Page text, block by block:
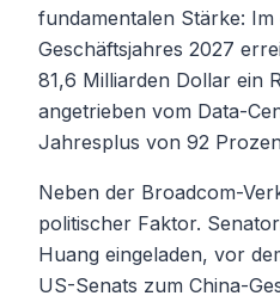
fundamentalen Stärke:
Geschäftsjahres 2027
81,6 Milliarden Dollar ein
angetrieben vom Data-
Jahresplus von 92
Neben der Broadcom-
politischer Faktor.
Huang eingeladen, vor
US-Senats zum China-